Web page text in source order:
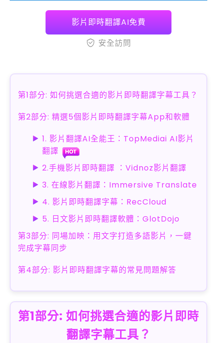
影片即時翻譯AI免費
安全訪問
第1部分: 如何挑選合適的影片即時翻譯字幕工具？
第2部分: 精選5個影片即時翻譯字幕App和軟體
1. 影片翻譯AI全能王：TopMediai AI影片
翻譯
2.手機影片即時翻譯 ：Vidnoz影片翻譯
3. 在線影片翻譯：Immersive Translate
4. 影片即時翻譯字幕：RecCloud
5. 日文影片即時翻譯軟體：GlotDojo
第3部分: 同場加映：用文字打造多語影片，一鍵
完成字幕同步
第4部分: 影片即時翻譯字幕的常見問題解答
第1部分: 如何挑選合適的影片即時
翻譯字幕工具？